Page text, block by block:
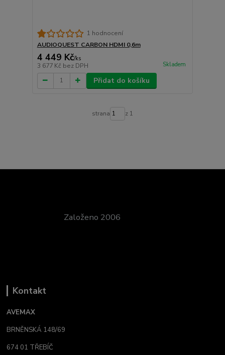
1 hodnocení
AUDIOQUEST CARBON HDMI 0,6m
4 449 Kč/ks
3 677 Kč bez DPH Skladem
Přidat do košíku
strana z 1
Založeno 2006
Kontakt
AVEMAX
BRNĚNSKÁ 148/69
674 01 TŘEBÍČ